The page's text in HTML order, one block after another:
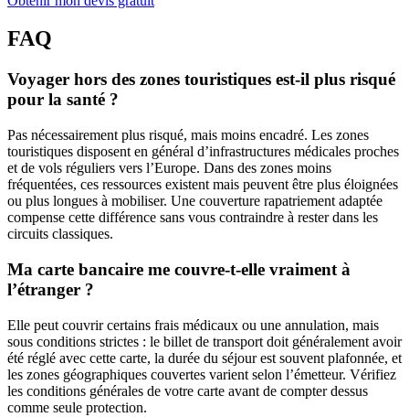
FAQ
Voyager hors des zones touristiques est-il plus risqué
pour la santé ?
Pas nécessairement plus risqué, mais moins encadré. Les zones
touristiques disposent en général d’infrastructures médicales proches
et de vols réguliers vers l’Europe. Dans des zones moins
fréquentées, ces ressources existent mais peuvent être plus éloignées
ou plus longues à mobiliser. Une couverture rapatriement adaptée
compense cette différence sans vous contraindre à rester dans les
circuits classiques.
Ma carte bancaire me couvre-t-elle vraiment à
l’étranger ?
Elle peut couvrir certains frais médicaux ou une annulation, mais
sous conditions strictes : le billet de transport doit généralement avoir
été réglé avec cette carte, la durée du séjour est souvent plafonnée, et
les zones géographiques couvertes varient selon l’émetteur. Vérifiez
les conditions générales de votre carte avant de compter dessus
comme seule protection.